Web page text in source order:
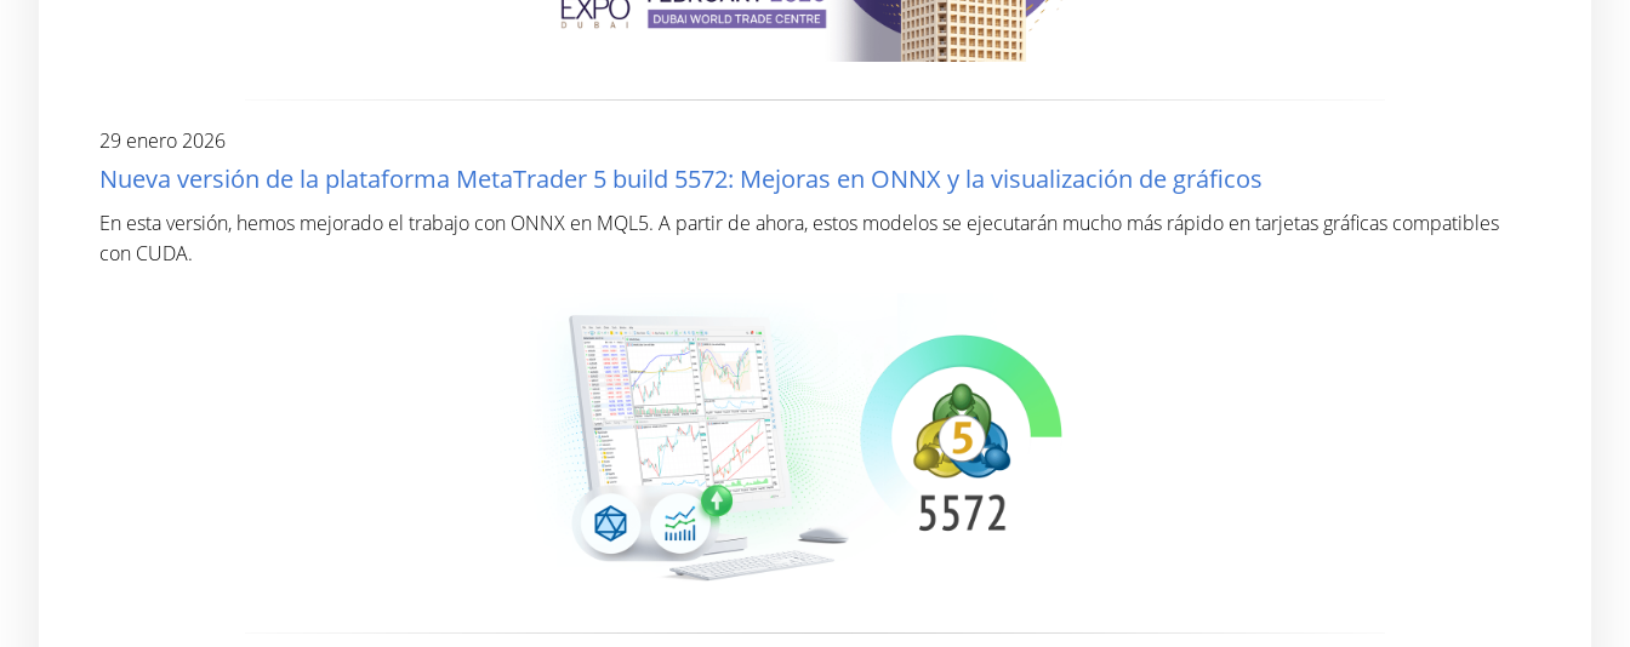
29 enero 2026
Nueva versión de la plataforma MetaTrader 5 build 5572: Mejoras en ONNX y la visualización de gráficos
En esta versión, hemos mejorado el trabajo con ONNX en MQL5. A partir de ahora, estos modelos se ejecutarán mucho más rápido en tarjetas gráficas compatibles
con CUDA.